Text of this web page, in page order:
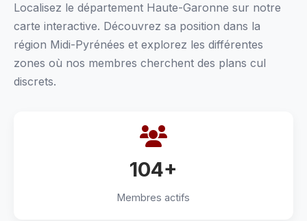
Localisez le département Haute-Garonne sur notre
carte interactive. Découvrez sa position dans la
région Midi-Pyrénées et explorez les différentes
zones où nos membres cherchent des plans cul
discrets.
104+
Membres actifs